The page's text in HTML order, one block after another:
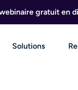
gratuit en
Solutions